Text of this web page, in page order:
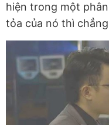
hiện trong một
tỏa của nó thì